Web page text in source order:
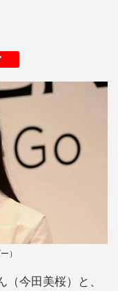
）
今田美桜）と、